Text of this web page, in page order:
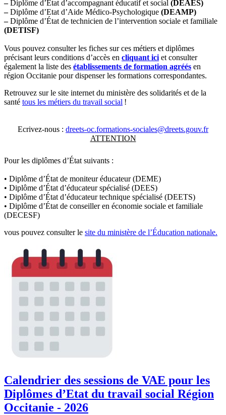
–Diplôme d’État d’accompagnant éducatif et social (DEAES)
–Diplôme d’Etat d’Aide Médico-Psychologique (DEAMP)
–Diplôme d’État de technicien de l’intervention sociale et familiale
(DETISF)
Vous pouvez consulter les fiches sur ces métiers et diplômes
précisant leurs conditions d’accès en cliquant ici et consulter
également la liste des établissements de formation agréés en
région Occitanie pour dispenser les formations correspondantes.
Retrouvez sur le site internet du ministère des solidarités et de la
santé tous les métiers du travail social !
Ecrivez-nous : dreets-oc.formations-sociales@dreets.gouv.fr
ATTENTION
Pour les diplômes d’État suivants :
• Diplôme d’État de moniteur éducateur (DEME)
• Diplôme d’État d’éducateur spécialisé (DEES)
• Diplôme d’État d’éducateur technique spécialisé (DEETS)
• Diplôme d’État de conseiller en économie sociale et familiale
(DECESF)
vous pouvez consulter le site du ministère de l’Éducation nationale.
Calendrier des sessions de VAE pour les
Diplômes d’Etat du travail social Région
Occitanie - 2026